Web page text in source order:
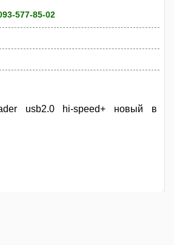
577-85-02
usb2.0 hi-speed+ новый в